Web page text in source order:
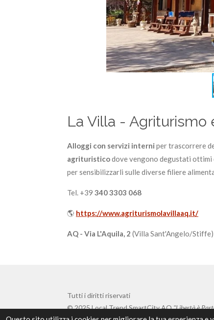
La Villa - Agriturismo
Alloggi con servizi interni per trascorrere
agrituristicodove vengono degustati ottimi
per sensibilizzarli sulle diverse filiere
Tel. +39 340 3303 068
🌎 https://www.agriturismolavillaaq.it/
AQ - Via L'Aquila, 2 (Villa Sant'Angelo/Stiffe)
Tutti i diritti riservati
© 2025 Local Trend SmartCity AQ"Libertà è